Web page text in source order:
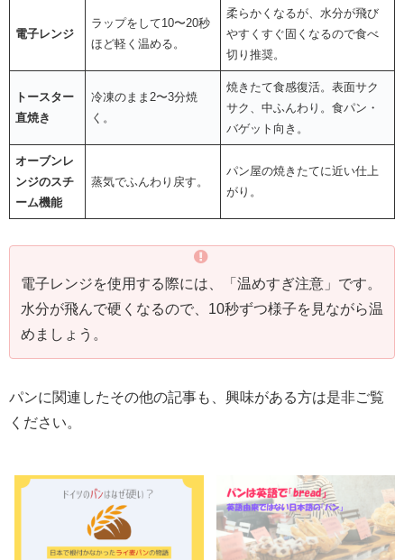
電子レンジ
ラップをして10〜20秒
ほど軽く温める。
柔らかくなるが、水分が飛び
やすくすぐ固くなるので食べ
切り推奨。
トースター
直焼き
冷凍のまま2〜3分焼
く。
焼きたて食感復活。表面サク
サク、中ふんわり。食パン・
バゲット向き。
オーブンレ
ンジのスチ
ーム機能
蒸気でふんわり戻す。
パン屋の焼きたてに近い仕上
がり。
電子レンジを使用する際には、「温めすぎ注意」です。
水分が飛んで硬くなるので、10秒ずつ様子を見ながら温
めましょう。
パンに関連したその他の記事も、興味がある方は是非ご覧
ください。